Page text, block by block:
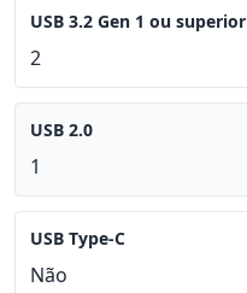
USB 3.2 Gen 1 ou superior
2
USB 2.0
1
USB Type-C
Não